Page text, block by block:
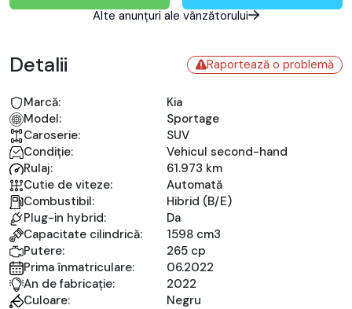
Alte anunțuri ale vânzătorului
Detalii Raportează o problemă
Marcă:
Kia
Model:
Sportage
Caroserie:
SUV
Condiție:
Vehicul second-hand
Rulaj:
61.973 km
Cutie de viteze:
Automată
Combustibil:
Hibrid (B/E)
Plug-in hybrid:
Da
Capacitate cilindrică:
1598 cm3
Putere:
265 cp
Prima înmatriculare:
06.2022
An de fabricație:
2022
Culoare:
Negru